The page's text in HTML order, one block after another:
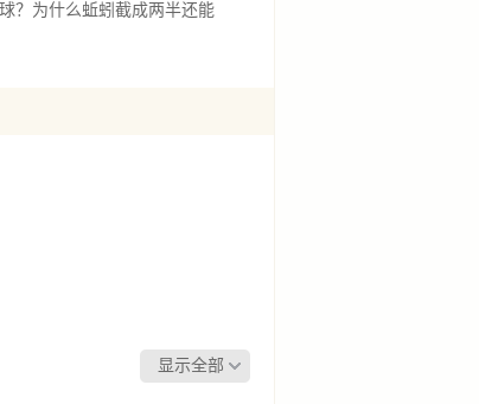
？为什么蚯蚓截成两半还能
显示全部